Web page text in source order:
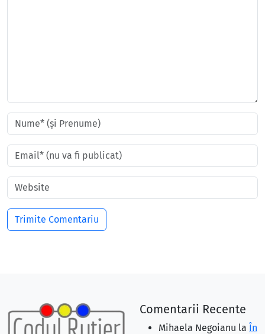
Comentarii Recente
Mihaela Negoianu la În